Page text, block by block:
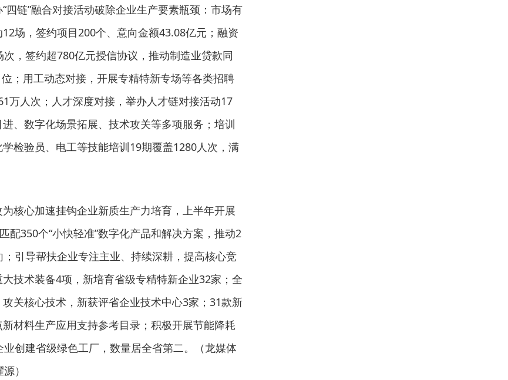
四链”融合对接活动破除企业生产要素瓶颈：市场有
场，签约项目200个、意向金额43.08亿元；融资
，签约超780亿元授信协议，推动制造业贷款同
；用工动态对接，开展专精特新专场等各类招聘
万人次；人才深度对接，举办人才链对接活动17
、数字化场景拓展、技术攻关等多项服务；培训
检验员、电工等技能培训19期覆盖1280人次，满
核心加速挂钩企业新质生产力培育，上半年开展
配350个“小快轻准”数字化产品和解决方案，推动2
引导帮扶企业专注主业、持续深耕，提高核心竞
技术装备4项，新培育省级专精特新企业32家；全
关核心技术，新获评省企业技术中心3家；31款新
材料生产应用支持参考目录；积极开展节能降耗
创建省级绿色工厂，数量居全省第二。（龙媒体
）